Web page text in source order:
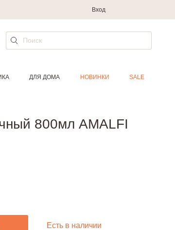
Вход
ДЛЯ ДОМА НОВИНКИ SALE
800мл AMALFI
Есть в наличии